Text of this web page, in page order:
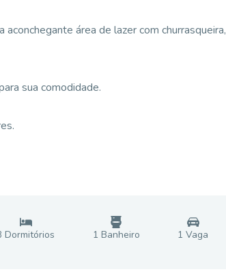
área de lazer com churrasqueira,
sua comodidade.
Dormitórios 1 Banheiro 1 Vaga